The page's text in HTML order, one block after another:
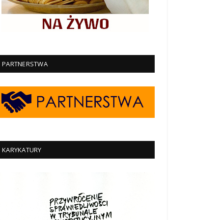
PARTNERSTWA
KARYKATURY